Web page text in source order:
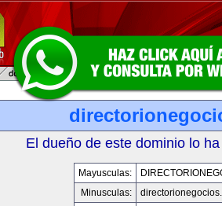
El dueño de este dominio lo
Mayusculas:
Minusculas: